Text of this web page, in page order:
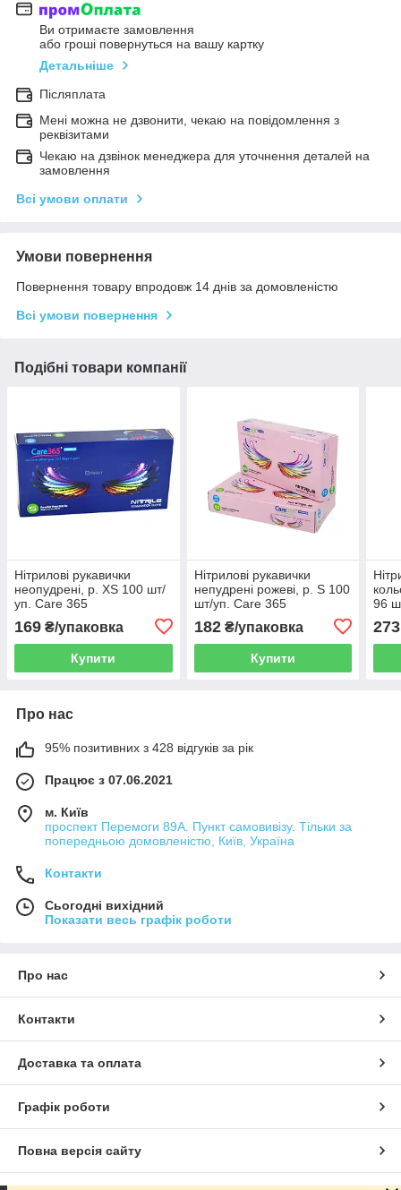
Ви отримаєте замовлення
або гроші повернуться на вашу картку
Детальніше
Післяплата
Мені можна не дзвонити, чекаю на повідомлення з
реквізитами
Чекаю на дзвінок менеджера для уточнення деталей на
замовлення
Всі умови оплати
Умови повернення
Повернення товару впродовж 14 днів за домовленістю
Всі умови повернення
Подібні товари компанії
Нітрилові рукавички
неопудрені, р. XS 100 шт/
уп. Care 365
169 ₴/упаковка
Купити
Нітрилові рукавички
непудрені рожеві, р. S 100
шт/уп. Care 365
182₴/упаковка
Купити
96
273
Про нас
95% позитивних з 428 відгуків за рік
Працює з 07.06.2021
м. Київ
проспект Перемоги 89А. Пункт самовивізу. Тільки за
попередньою домовленістю, Київ, Україна
Контакти
Сьогодні вихідний
Показати весь графік роботи
Про нас
Контакти
Доставка та оплата
Графік роботи
Повна версія сайту